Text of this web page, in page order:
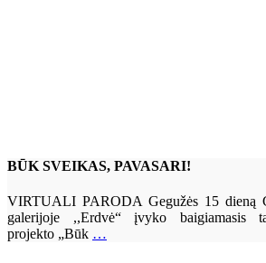
BŪK SVEIKAS, PAVASARI!
VIRTUALI PARODA Gegužės 15 dieną
galerijoje ,,Erdvė“ įvyko baigiamasis
projekto „Būk …